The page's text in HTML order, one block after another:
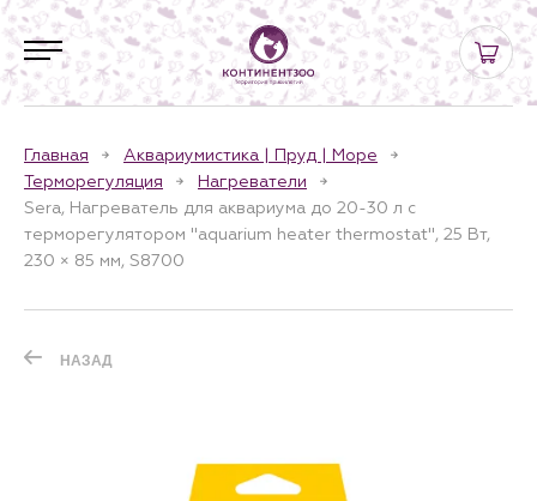
Главная
Аквариумистика | Пруд | Море
Терморегуляция
Нагреватели
Sera, Нагреватель для аквариума до 20-30 л с
терморегулятором "aquarium heater thermostat", 25 Вт,
230 × 85 мм, S8700
НАЗАД